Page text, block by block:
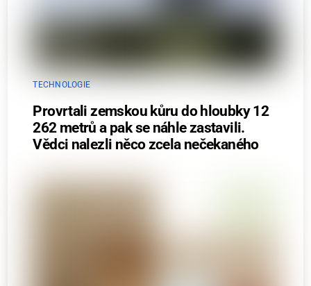
TECHNOLOGIE
Provrtali zemskou kůru do hloubky 12
262 metrů a pak se náhle zastavili.
Vědci nalezli něco zcela nečekaného